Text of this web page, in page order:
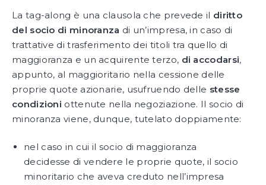
La tag-along è una clausola che prevede il diritto
del socio di minoranza di un’impresa, in caso di
trattative di trasferimento dei titoli tra quello di
maggioranza e un acquirente terzo, di accodarsi,
appunto, al maggioritario nella cessione delle
proprie quote azionarie, usufruendo delle stesse
condizioni ottenute nella negoziazione. Il socio di
minoranza viene, dunque, tutelato doppiamente:
nel caso in cui il socio di maggioranza
decidesse di vendere le proprie quote, il socio
minoritario che aveva creduto nell’impresa